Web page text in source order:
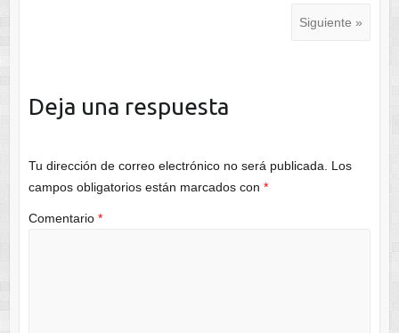
Siguiente »
Deja una respuesta
Tu dirección de correo electrónico no será publicada.
Los
campos obligatorios están marcados con *
Comentario *